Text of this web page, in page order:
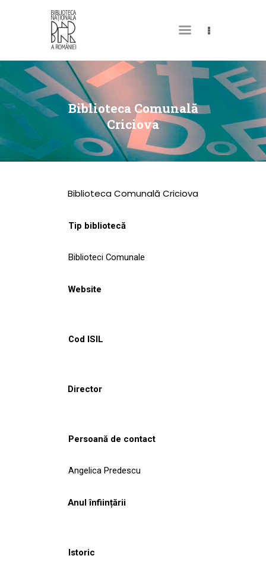
Biblioteca Comunală
Criciova
DESPRE NOI
PERMISUL MEU DE
BIBLIOTECĂ
CATALOAGE ȘI
COLECȚII
CULTURALE
NOUTĂȚI
Biblioteca Comunală Criciova
Tip bibliotecă
Biblioteci Comunale
Website
Cod ISIL
Director
Persoană de contact
Angelica Predescu
Anul înființării
Istoric